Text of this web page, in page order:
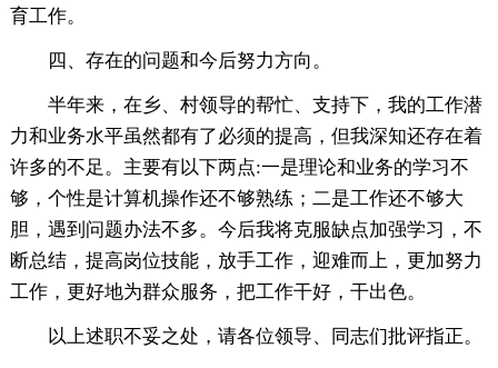
育工作。
四、存在的问题和今后努力方向。
半年来，在乡、村领导的帮忙、支持下，我的工作潜
力和业务水平虽然都有了必须的提高，但我深知还存在着
许多的不足。主要有以下两点:一是理论和业务的学习不
够，个性是计算机操作还不够熟练；二是工作还不够大
胆，遇到问题办法不多。今后我将克服缺点加强学习，不
断总结，提高岗位技能，放手工作，迎难而上，更加努力
工作，更好地为群众服务，把工作干好，干出色。
以上述职不妥之处，请各位领导、同志们批评指正。